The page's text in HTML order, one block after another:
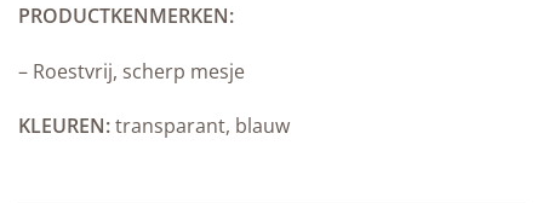
PRODUCTKENMERKEN:
– Roestvrij, scherp mesje
KLEUREN:transparant, blauw